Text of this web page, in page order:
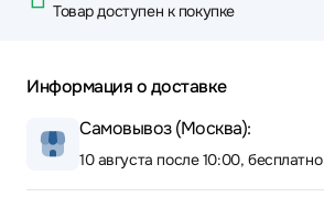
Товар доступен к покупке
Информация о доставке
Самовывоз (Москва):
10 августа после 10:00, бесплатно